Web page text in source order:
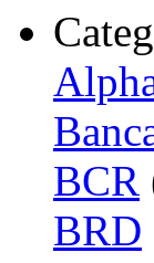
BCR
BRD